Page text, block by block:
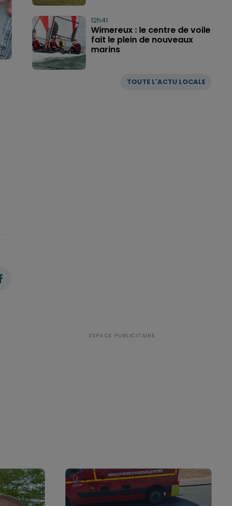
TOUTE L'ACTU LOCALE
12h41
Wimereux : le centre de voile
fait le plein de nouveaux
marins